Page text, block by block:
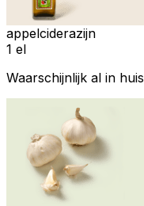
appelciderazijn
1 el
Waarschijnlijk al in huis